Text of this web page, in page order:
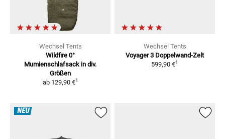
Wechsel Tents
Wildfire 0°
Mumienschlafsack in div.
Größen
ab 129,90 €1
Wechsel Tents
Voyager 3 Doppelwand-Zelt
599,90 €1
NEU